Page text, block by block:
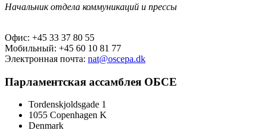
Начальник отдела коммуникаций и прессы
Офис: +45 33 37 80 55
Мобильный: +45 60 10 81 77
Электронная почта: nat@oscepa.dk
Парламентская ассамблея ОБСЕ
Tordenskjoldsgade 1
1055 Copenhagen K
Denmark